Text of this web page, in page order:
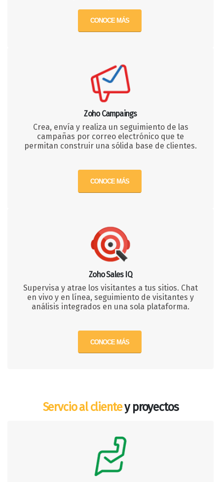
CONOCE MÁS
Zoho Campaings
Crea, envía y realiza un seguimiento de las
campañas por correo electrónico que te
permitan construir una sólida base de clientes.
CONOCE MÁS
Zoho Sales IQ
Supervisa y atrae los visitantes a tus sitios. Chat
en vivo y en línea, seguimiento de visitantes y
análisis integrados en una sola plataforma.
CONOCE MÁS
Servcio al clientey proyectos